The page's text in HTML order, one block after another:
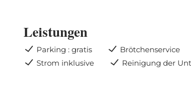
Leistungen
Parking : gratis Brötchenservice
Strom inklusive
Reinigung der